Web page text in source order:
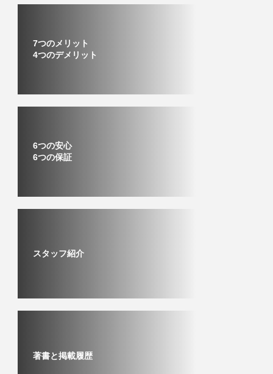
7つのメリット
4つのデメリット
6つの安心
6つの保証
スタッフ紹介
著書と掲載履歴